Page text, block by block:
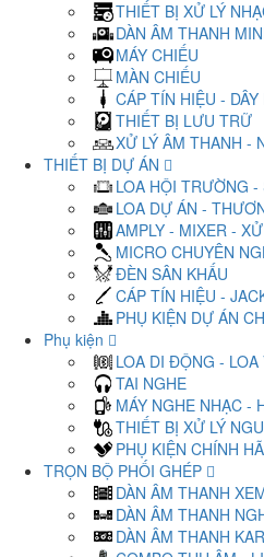
THIẾT BỊ XỬ LÝ
DÀN ÂM THANH
MÁY CHIẾU
MÀN CHIẾU
CÁP TÍN HIỆU -
THIẾT BỊ LƯU TRỮ
XỬ LÝ ÂM THANH -
THIẾT BỊ DỰ ÁN
LOA HỘI TRƯỜNG -
LOA DỰ ÁN -
AMPLY - MIXER -
MICRO CHUYÊN
ĐÈN SÂN KHẤU
CÁP TÍN HIỆU -
PHỤ KIỆN DỰ ÁN
Phụ kiện
LOA DI ĐỘNG - LOA
TAI NGHE
MÁY NGHE NHẠC -
THIẾT BỊ XỬ LÝ
PHỤ KIỆN CHÍNH
TRỌN BỘ PHỐI GHÉP
DÀN ÂM THANH
DÀN ÂM THANH
DÀN ÂM THANH